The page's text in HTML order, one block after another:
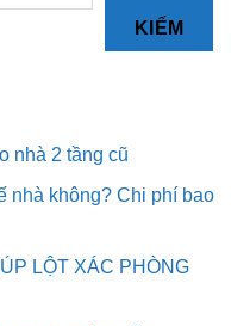
KIẾM
nhà 2 tầng cũ
nhà không? Chi phí bao
LỘT XÁC PHÒNG